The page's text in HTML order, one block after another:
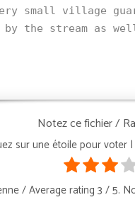
small village
the stream as
Notez ce fichier /
sur une étoile pour voter
/ Average rating3 / 5.